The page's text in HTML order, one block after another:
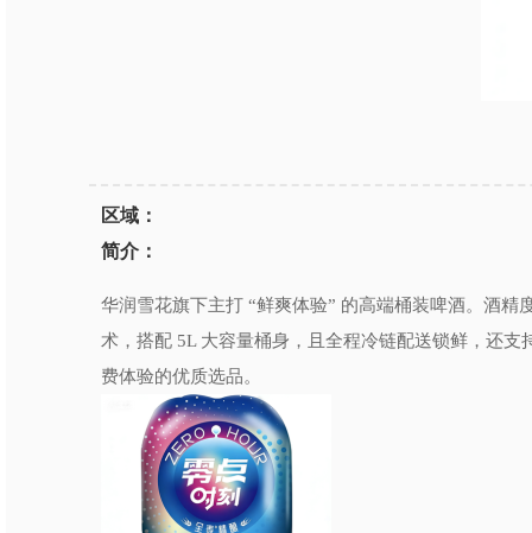
区域：
简介：
华润雪花旗下主打 “鲜爽体验” 的高端桶装啤酒。酒
术，搭配 5L 大容量桶身，且全程冷链配送锁鲜，还
费体验的优质选品。